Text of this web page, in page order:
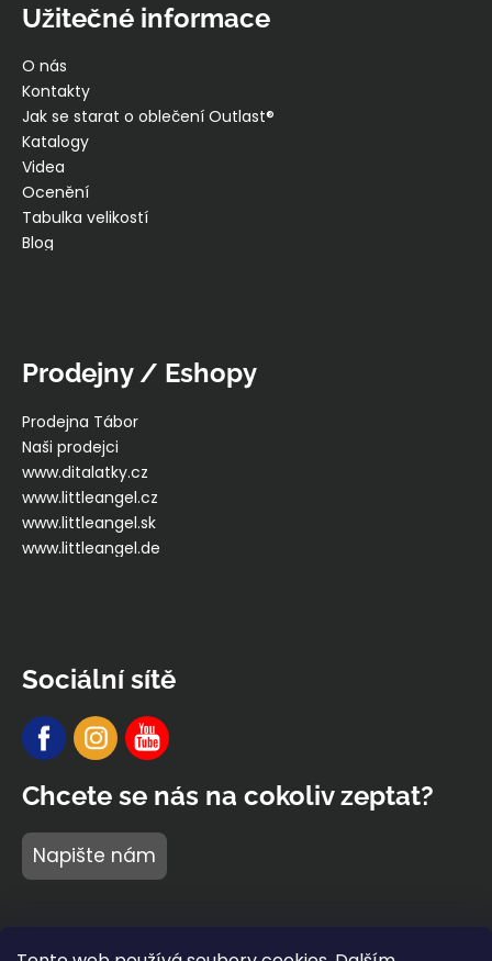
Užitečné informace
O nás
Kontakty
Jak se starat o oblečení Outlast®
Katalogy
Videa
Ocenění
Tabulka velikostí
Blog
Prodejny / Eshopy
Prodejna Tábor
Naši prodejci
www.ditalatky.cz
www.littleangel.cz
www.littleangel.sk
www.littleangel.de
Sociální sítě
Chcete se nás na cokoliv zeptat?
Napište nám